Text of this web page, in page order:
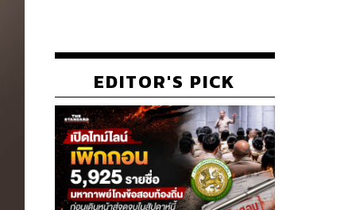
EDITOR'S PICK